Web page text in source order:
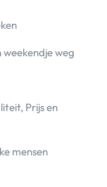
weg
Prijs en
mensen